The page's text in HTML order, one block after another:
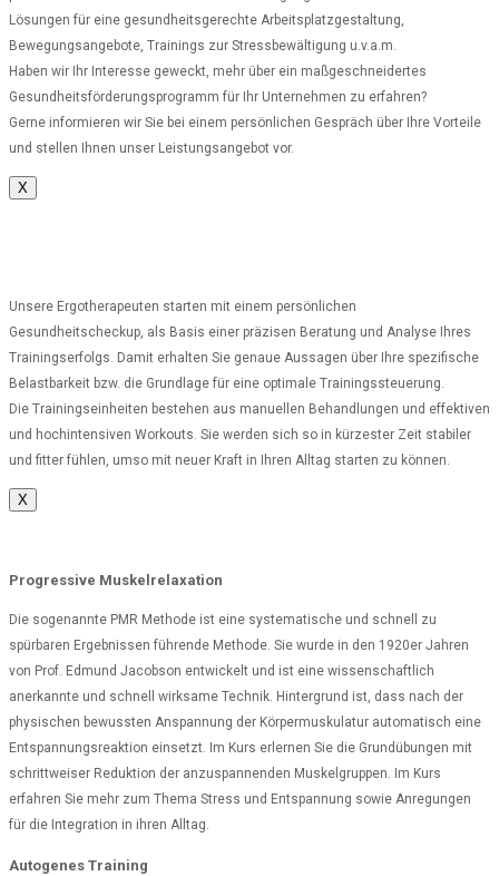
Lösungen für eine gesundheitsgerechte Arbeitsplatzgestaltung,
Bewegungsangebote, Trainings zur Stressbewältigung u.v.a.m.
Haben wir Ihr Interesse geweckt, mehr über ein maßgeschneidertes
Gesundheitsförderungsprogramm für Ihr Unternehmen zu erfahren?
Gerne informieren wir Sie bei einem persönlichen Gespräch über Ihre Vorteile
und stellen Ihnen unser Leistungsangebot vor.
X
Unsere Ergotherapeuten starten mit einem persönlichen
Gesundheitscheckup, als Basis einer präzisen Beratung und Analyse Ihres
Trainingserfolgs. Damit erhalten Sie genaue Aussagen über Ihre spezifische
Belastbarkeit bzw. die Grundlage für eine optimale Trainingssteuerung.
Die Trainingseinheiten bestehen aus manuellen Behandlungen und effektiven
und hochintensiven Workouts. Sie werden sich so in kürzester Zeit stabiler
und fitter fühlen, umso mit neuer Kraft in Ihren Alltag starten zu können.
X
Progressive Muskelrelaxation
Die sogenannte PMR Methode ist eine systematische und schnell zu
spürbaren Ergebnissen führende Methode. Sie wurde in den 1920er Jahren
von Prof. Edmund Jacobson entwickelt und ist eine wissenschaftlich
anerkannte und schnell wirksame Technik. Hintergrund ist, dass nach der
physischen bewussten Anspannung der Körpermuskulatur automatisch eine
Entspannungsreaktion einsetzt. Im Kurs erlernen Sie die Grundübungen mit
schrittweiser Reduktion der anzuspannenden Muskelgruppen. Im Kurs
erfahren Sie mehr zum Thema Stress und Entspannung sowie Anregungen
für die Integration in ihren Alltag.
Autogenes Training